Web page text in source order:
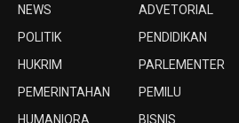
NEWS
POLITIK
HUKRIM
PEMERINTAHAN
HUMANIORA
ADVETORIAL
PENDIDIKAN
PARLEMENTER
PEMILU
BISNIS